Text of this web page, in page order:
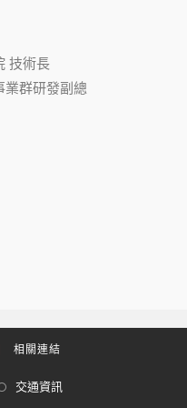
技術長
業群研發副總
相關連結
交通資訊